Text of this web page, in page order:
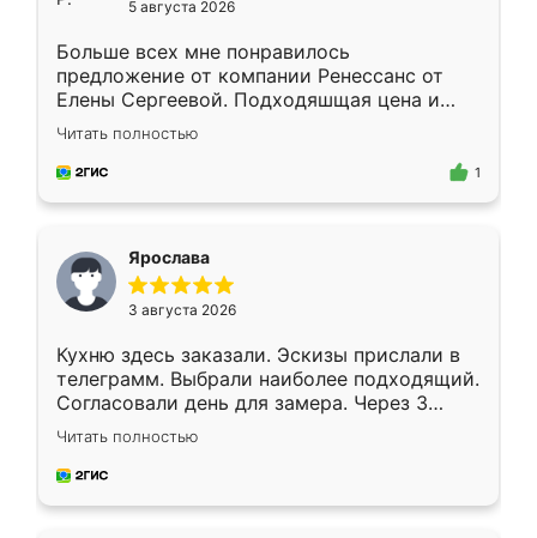
5 августа 2026
Больше всех мне понравилось
предложение от компании Ренессанс от
Елены Сергеевой. Подходяшщая цена и
короткие сроки изготовления. Приехавший
для замера сотрудник Владислав
предложил по моему эскизу самый
Читать полностью
1
Ярослава
3 августа 2026
Кухню здесь заказали. Эскизы прислали в
телеграмм. Выбрали наиболее подходящий.
Согласовали день для замера. Через 3
недели кухня была уже готова. Остались
довольны работой. Спасибо Ренессанс
мебель за качественную работу!
Читать полностью